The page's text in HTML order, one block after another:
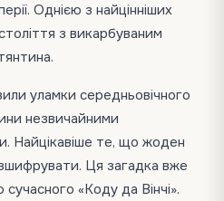
Однією з найцінніших
з викарбуваним
уламки середньовічного
незвичайними
Найцікавіше те, що жоден
Ця загадка вже
«Коду да Вінчі».